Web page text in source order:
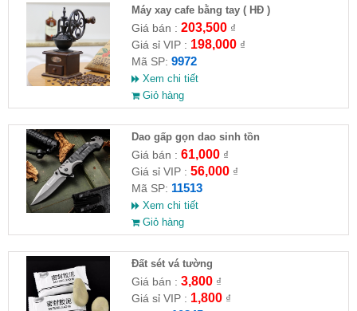
Máy xay cafe bằng tay ( HĐ )
Giá bán : 203,500₫
Giá sỉ VIP : 198,000₫
Mã SP: 9972
Xem chi tiết
Giỏ hàng
Dao gấp gọn dao sinh tồn
Giá bán : 61,000₫
Giá sỉ VIP : 56,000₫
Mã SP: 11513
Xem chi tiết
Giỏ hàng
Đất sét vá tường
Giá bán : 3,800₫
Giá sỉ VIP : 1,800₫